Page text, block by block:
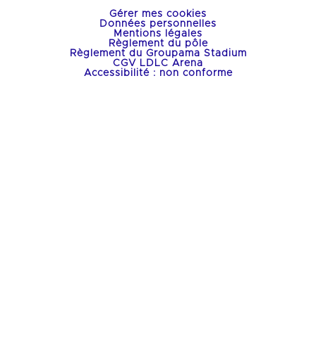
Gérer mes cookies
Données personnelles
Mentions légales
Règlement du pôle
Règlement du Groupama Stadium
CGV LDLC Arena
Accessibilité : non conforme